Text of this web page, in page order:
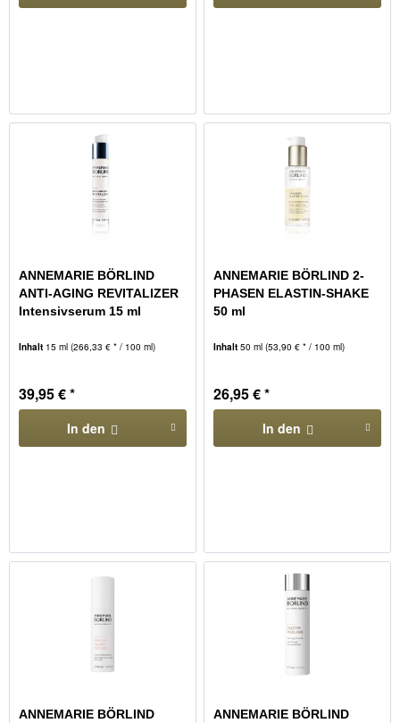
ANNEMARIE BÖRLIND
ANTI-AGING REVITALIZER
Intensivserum 15 ml
Inhalt 15 ml(266,33 € * / 100 ml)
39,95 € *
In den
ANNEMARIE BÖRLIND 2-
PHASEN ELASTIN-SHAKE
50 ml
Inhalt50 ml(53,90 € * / 100 ml)
26,95 € *
In den
ANNEMARIE BÖRLIND
ANNEMARIE BÖRLIND